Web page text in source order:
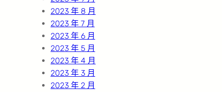
2023 年 8 月
2023 年 7 月
2023 年 6 月
2023 年 5 月
2023 年 4 月
2023 年 3 月
2023 年 2 月